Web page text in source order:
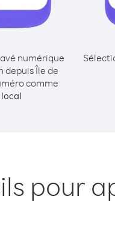
numérique
depuis Île de
comme
pour